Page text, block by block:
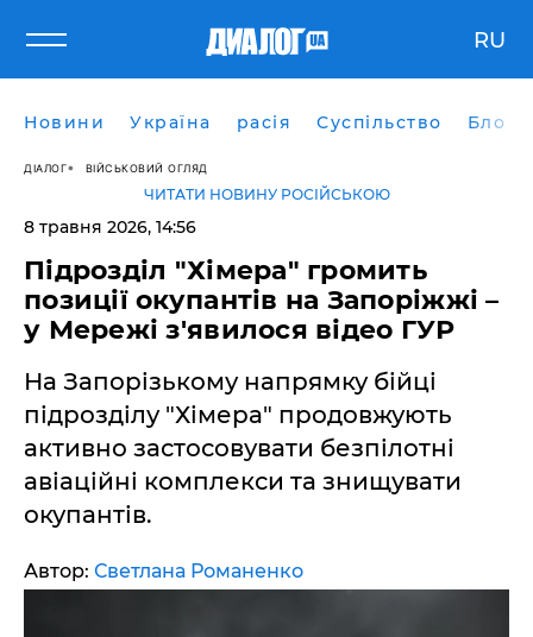
RU
Новини Україна расія Суспільство Блоги
ДІАЛОГ ВІЙСЬКОВИЙ ОГЛЯД
ЧИТАТИ НОВИНУ РОСІЙСЬКОЮ
8 травня 2026, 14:56
Підрозділ "Хімера" громить
позиції окупантів на Запоріжжі –
у Мережі з'явилося відео ГУР
На Запорізькому напрямку бійці
підрозділу "Хімера" продовжують
активно застосовувати безпілотні
авіаційні комплекси та знищувати
окупантів.
Автор: Светлана Романенко